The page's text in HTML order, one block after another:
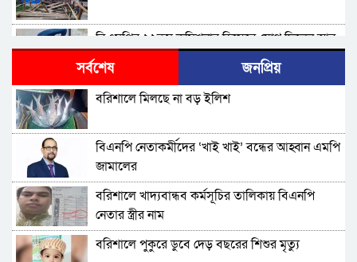
বিএমপির ২২তম কমিশনার হিসেবে যোগ দিলেন আবু
রায়হান মুহম্মদ সালেহ
বরিশাল থেকে যেন কোনো রোগীকে ঢাকায় যেতে না
হয়: ড. জিয়াউদ্দিন
পটুয়াখালীতে কুকুরকে পিটিয়ে হত্যা, আসামীকে ২০
হাজার টাকা জরিমানা
ফ্যাসিবাদ গোষ্ঠীর কারণেই ব্যাংকে টাকা নেই: গণপূর্ত
প্রতিমন্ত্রী
ভোলায় পঞ্চম শ্রেণির ছাত্রীকে সংঘবদ্ধ ধর্ষণের
অভিযোগ, গ্রেপ্তার ৩
সর্বশেষ জনপ্রিয়
বরিশালে মিলছে না বড় ইলিশ
বিএনপি নেতাকর্মীদের ‘খাই খাই’ বন্ধের আহ্বান এমপি
জামালের
বরিশালে খাদ্যবান্ধব কর্মসূচির তালিকায় বিএনপি
নেতার স্ত্রীর নাম
বরিশালে পুকুরে ডুবে দেড় বছরের শিশুর মৃত্যু